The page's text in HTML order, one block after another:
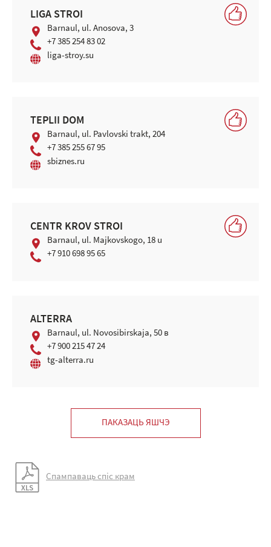
LIGA STROI
Barnaul, ul. Anosova, 3
+7 385 254 83 02
liga-stroy.su
TEPLII DOM
Barnaul, ul. Pavlovski trakt, 204
+7 385 255 67 95
sbiznes.ru
CENTR KROV STROI
Barnaul, ul. Majkovskogo, 18 u
+7 910 698 95 65
ALTERRA
Barnaul, ul. Novosibirskaja, 50 в
+7 900 215 47 24
tg-alterra.ru
ПАКАЗАЦЬ ЯШЧЭ
Спампаваць спіс крам